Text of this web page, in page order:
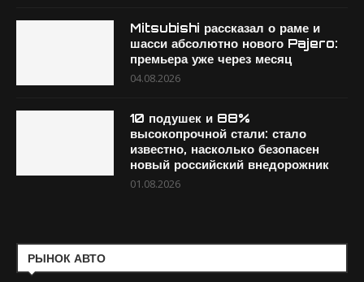
Mitsubishi рассказал о раме и
шасси абсолютно нового Pajero:
премьера уже через месяц
04.08.2026
10 подушек и 88%
высокопрочной стали: стало
известно, насколько безопасен
новый российский внедорожник
01.08.2026
РЫНОК АВТО